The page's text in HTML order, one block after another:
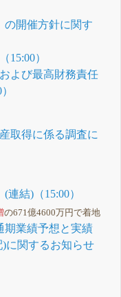
の開催方針に関す
15:00）
よび最高財務責任
取得に係る調査に
結)（15:00）
の671億4600万円で着地
期業績予想と実績
に関するお知らせ